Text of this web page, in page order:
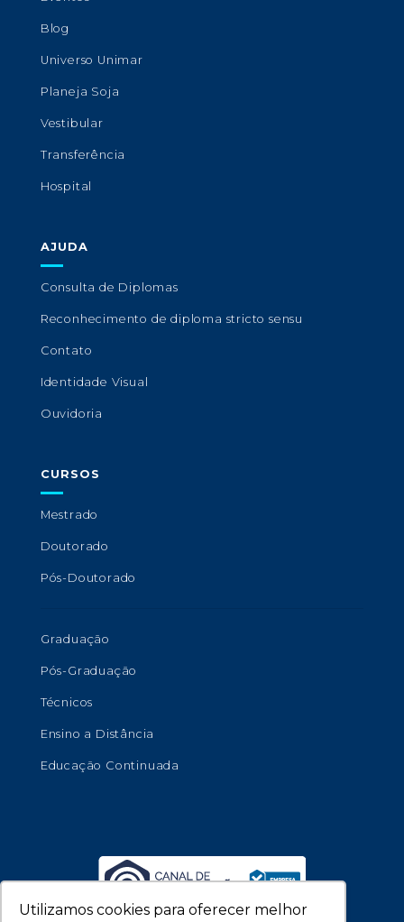
Utilizamos cookies para oferecer melhor
Blog
Universo Unimar
Planeja Soja
Vestibular
Transferência
Hospital
AJUDA
Consulta de Diplomas
Reconhecimento de diploma stricto sensu
Contato
Identidade Visual
Ouvidoria
CURSOS
Mestrado
Doutorado
Pós-Doutorado
Graduação
Pós-Graduação
Técnicos
Ensino a Distância
Educação Continuada